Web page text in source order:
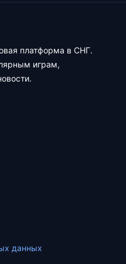
платформа в СНГ.
играм,
данных